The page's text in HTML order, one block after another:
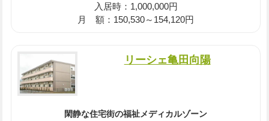
入居時：1,000,000円
月 額：150,530～154,120円
リーシェ亀田向陽
閑静な住宅街の福祉メディカルゾーン